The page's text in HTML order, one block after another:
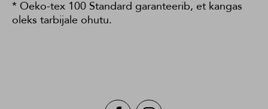
* Oeko-tex 100 Standard garanteerib, et kangas
oleks tarbijale ohutu.